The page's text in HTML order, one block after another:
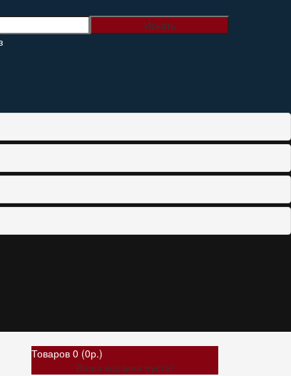
Товаров 0 (0р.)
Ваша корзина пуста!